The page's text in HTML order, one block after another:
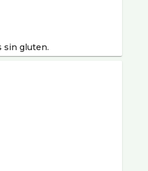
sin gluten.